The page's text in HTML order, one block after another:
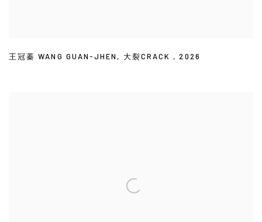
王冠蓁 WANG GUAN-JHEN , 大裂CRACK ,2026